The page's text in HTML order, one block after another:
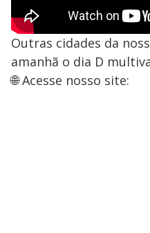
Outras cidades da
amanhã o dia D
🌐 Acesse nosso site: